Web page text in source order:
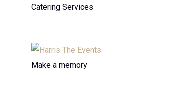
Catering Services
Make a memory